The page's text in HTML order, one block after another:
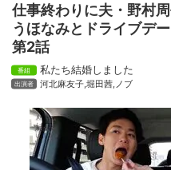
仕事終わりに夫・野村
うほなみとドライブデ
第2話
私たち結婚しました
河北麻友子 堀田茜 ノブ